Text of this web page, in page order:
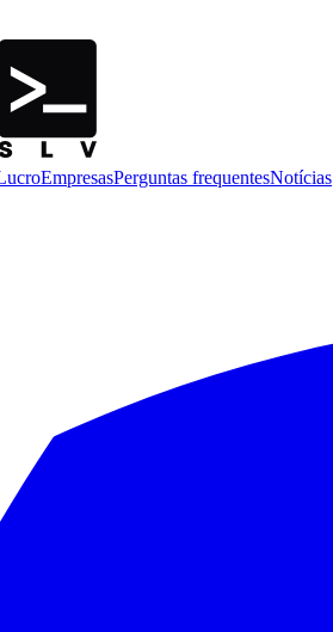
EmpresasPerguntas frequentesNotícias